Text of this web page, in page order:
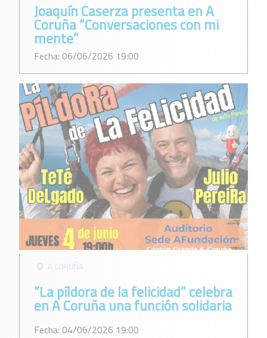
Joaquín Caserza presenta en A
Coruña “Conversaciones con mi
mente”
Fecha: 06/06/2026 19:00
A CORUÑA
“La píldora de la felicidad” celebra
en A Coruña una función solidaria
Fecha: 04/06/2026 19:00